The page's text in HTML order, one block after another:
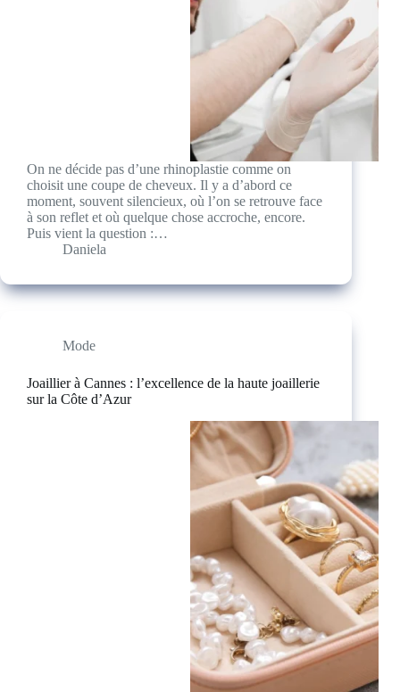
On ne décide pas d’une rhinoplastie comme on
choisit une coupe de cheveux. Il y a d’abord ce
moment, souvent silencieux, où l’on se retrouve face
à son reflet et où quelque chose accroche, encore.
Puis vient la question :…
Daniela
Mode
Joaillier à Cannes : l’excellence de la haute joaillerie
sur la Côte d’Azur